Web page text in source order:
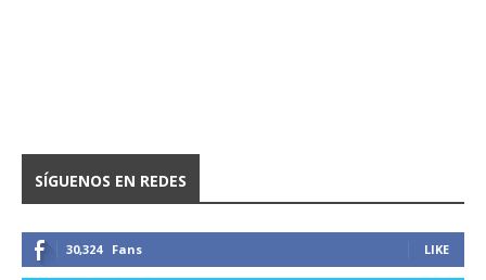
SÍGUENOS EN REDES
30,324 Fans LIKE